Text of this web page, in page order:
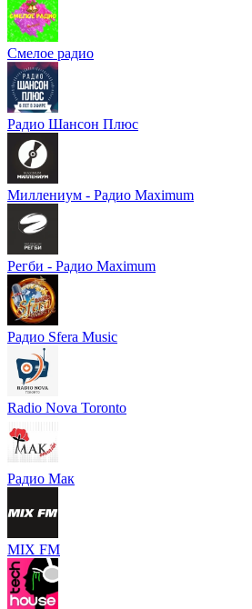
Смелое радио
Радио Шансон Плюс
Миллениум - Радио Maximum
Регби - Радио Maximum
Радио Sfera Music
Radio Nova Toronto
Радио Мак
MIX FM